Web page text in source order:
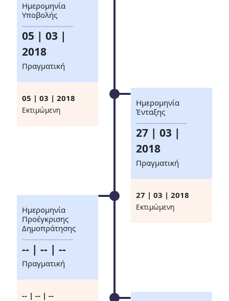
Ημερομηνία
Υποβολής
05 | 03 |
2018
Πραγματική
05 | 03 | 2018
Eκτιμώμενη
Ημερομηνία
Ένταξης
27 | 03 |
2018
Πραγματική
27 | 03 | 2018
Eκτιμώμενη
Ημερομηνία
Προέγκρισης
Δημοπράτησης
-- | -- | --
Πραγματική
-- | -- | --